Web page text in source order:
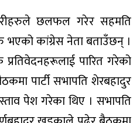
छलफल गरेर सहमति
भएको कांग्रेस नेता बताउँछन् ।
पारित गरेको
पार्टी सभापति शेरबहादुर
पेश गरेका थिए । सभापति